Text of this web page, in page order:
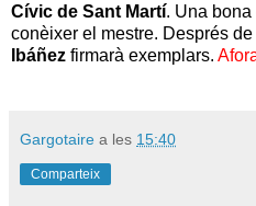
Cívic de Sant Martí. Una
conèixer el mestre. Després
Ibáñez firmarà exemplars.
Gargotaire a les 15:40
Comparteix